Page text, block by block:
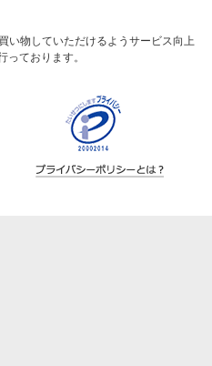
い物していただけるようサービス向上
っております。